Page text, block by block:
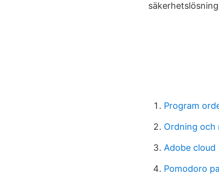
Program
Ordning och
Adobe cloud
Pomodoro